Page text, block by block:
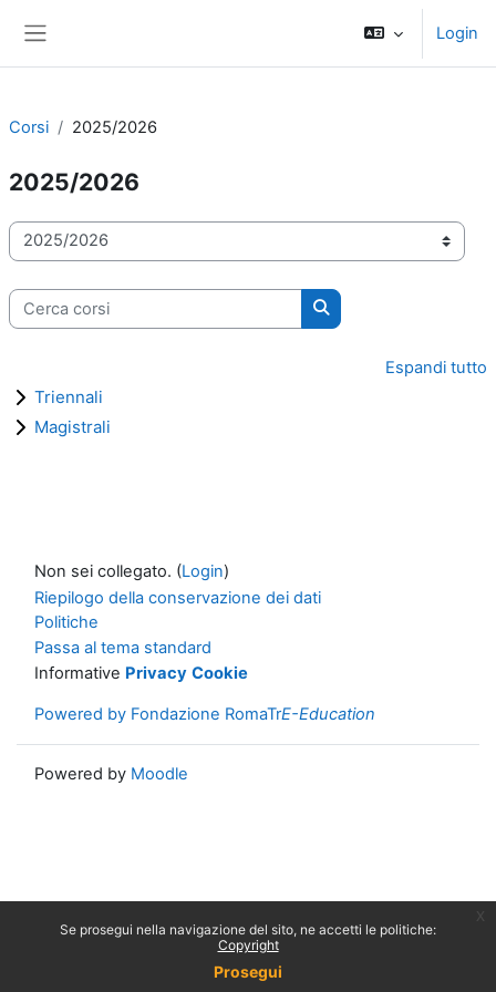
Se prosegui nella navigazione del sito, ne accetti le politiche:
Copyright
Prosegui
Login
Corsi 2025/2026
2025/2026
Categorie di corso
Cerca corsi
Cerca corsi
Espandi tutto
Triennali
Magistrali
Non sei collegato. (Login)
Riepilogo della conservazione dei dati
Politiche
Passa al tema standard
Informative Privacy Cookie
Powered by Fondazione RomaTrE-Education
Powered by Moodle